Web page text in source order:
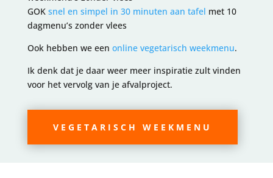
GOK snel en simpel in 30 minuten aan tafel met 10
dagmenu’s zonder vlees
Ook hebben we een online vegetarisch weekmenu.
Ik denk dat je daar weer meer inspiratie zult vinden
voor het vervolg van je afvalproject.
VEGETARISCH WEEKMENU